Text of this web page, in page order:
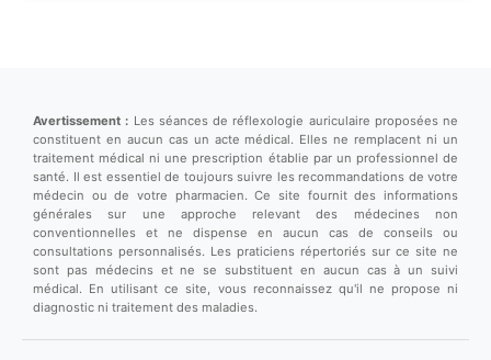
Avertissement : Les séances de réflexologie auriculaire proposées ne
constituent en aucun cas un acte médical. Elles ne remplacent ni un
traitement médical ni une prescription établie par un professionnel de
santé. Il est essentiel de toujours suivre les recommandations de votre
médecin ou de votre pharmacien. Ce site fournit des informations
générales sur une approche relevant des médecines non
conventionnelles et ne dispense en aucun cas de conseils ou
consultations personnalisés. Les praticiens répertoriés sur ce site ne
sont pas médecins et ne se substituent en aucun cas à un suivi
médical. En utilisant ce site, vous reconnaissez qu'il ne propose ni
diagnostic ni traitement des maladies.